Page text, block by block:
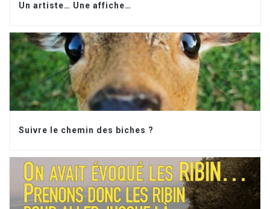
Un artiste… Une affiche…
Suivre le chemin des biches ?